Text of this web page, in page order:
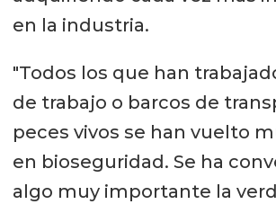
en la industria.
"Todos los que han
de trabajo o barcos de
peces vivos se han vuelto
en bioseguridad. Se ha
algo muy importante la